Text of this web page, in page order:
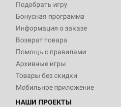
Подобрать игру
Бонусная программа
Информация о заказе
Возврат товара
Помощь с правилами
Архивные игры
Товары без скидки
Мобильное приложение
НАШИ ПРОЕКТЫ